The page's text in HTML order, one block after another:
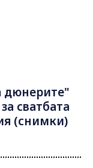
дюнерите"
сватбата
(снимки)